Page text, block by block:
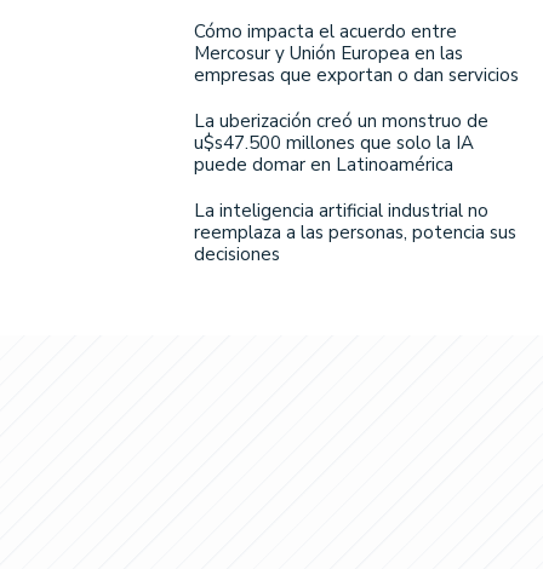
Cómo impacta el acuerdo entre
Mercosur y Unión Europea en las
empresas que exportan o dan servicios
La uberización creó un monstruo de
u$s47.500 millones que solo la IA
puede domar en Latinoamérica
La inteligencia artificial industrial no
reemplaza a las personas, potencia sus
decisiones